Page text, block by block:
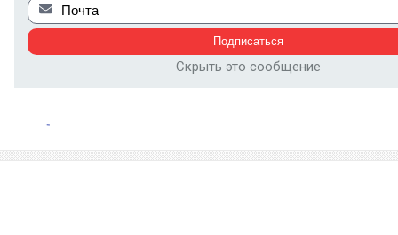
Скрыть это сообщение